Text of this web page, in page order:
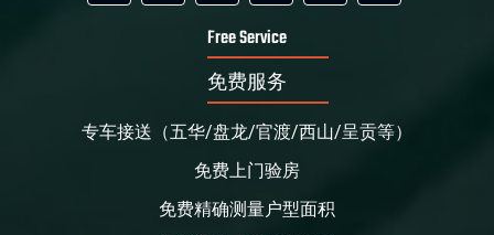
Free Service
免费服务
专车接送（五华/盘龙/官渡/西山/呈贡等）
免费上门验房
免费精确测量户型面积